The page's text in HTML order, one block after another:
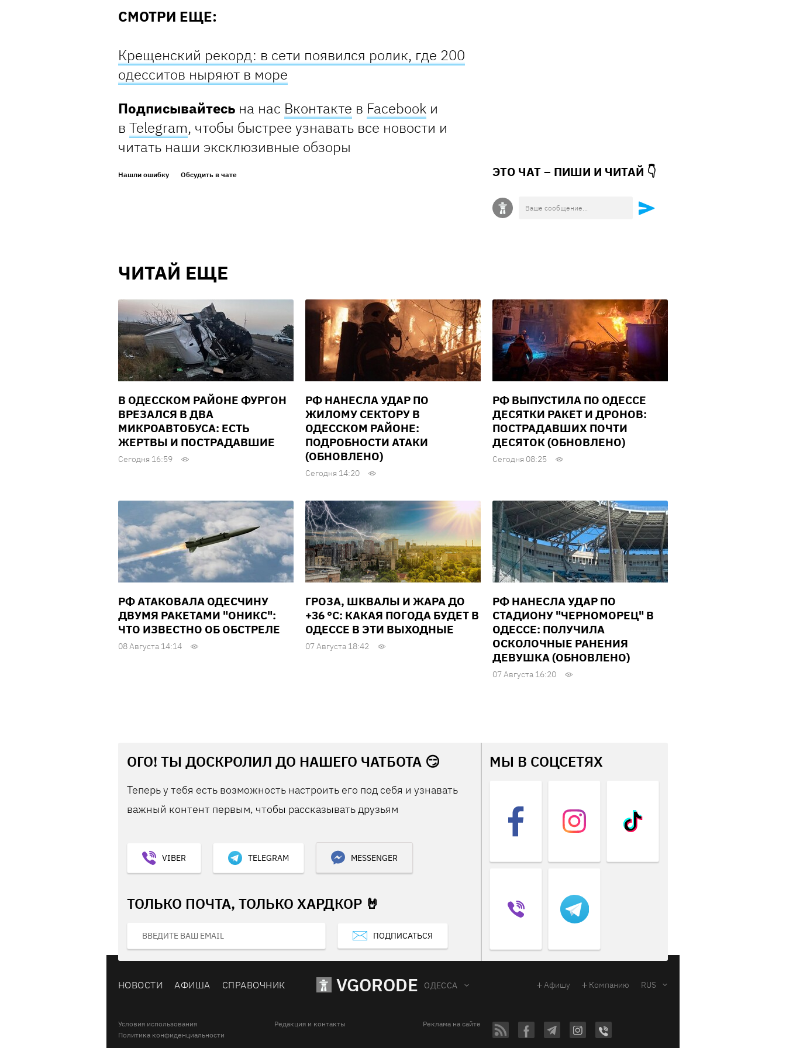
СМОТРИ ЕЩЕ:
Крещенский рекорд: в сети появился ролик, где 200
одесситов ныряют в море
Подписывайтесь на нас Вконтакте в Facebook и
в Telegram, чтобы быстрее узнавать все новости и
читать наши эксклюзивные обзоры
Нашли ошибку Обсудить в чате ЭТО ЧАТ – ПИШИ И ЧИТАЙ 👇
ЧИТАЙ ЕЩЕ
В ОДЕССКОМ РАЙОНЕ ФУРГОН
ВРЕЗАЛСЯ В ДВА
МИКРОАВТОБУСА: ЕСТЬ
ЖЕРТВЫ И ПОСТРАДАВШИЕ
Сегодня 16:59
РФ НАНЕСЛА УДАР ПО
ЖИЛОМУ СЕКТОРУ В
ОДЕССКОМ РАЙОНЕ:
ПОДРОБНОСТИ АТАКИ
(ОБНОВЛЕНО)
Сегодня 14:20
РФ ВЫПУСТИЛА ПО ОДЕССЕ
ДЕСЯТКИ РАКЕТ И ДРОНОВ:
ПОСТРАДАВШИХ ПОЧТИ
ДЕСЯТОК (ОБНОВЛЕНО)
Сегодня 08:25
РФ АТАКОВАЛА ОДЕСЧИНУ
ДВУМЯ РАКЕТАМИ "ОНИКС":
ЧТО ИЗВЕСТНО ОБ ОБСТРЕЛЕ
08 Августа 14:14
ГРОЗА, ШКВАЛЫ И ЖАРА ДО
+36 °С: КАКАЯ ПОГОДА БУДЕТ В
ОДЕССЕ В ЭТИ ВЫХОДНЫЕ
07 Августа 18:42
РФ НАНЕСЛА УДАР ПО
СТАДИОНУ "ЧЕРНОМОРЕЦ" В
ОДЕССЕ: ПОЛУЧИЛА
ОСКОЛОЧНЫЕ РАНЕНИЯ
ДЕВУШКА (ОБНОВЛЕНО)
07 Августа 16:20
ОГО! ТЫ ДОСКРОЛИЛ ДО НАШЕГО ЧАТБОТА 😏
Теперь у тебя есть возможность настроить его под себя и узнавать
важный контент первым, чтобы рассказывать друзьям
VIBER TELEGRAM MESSENGER
ТОЛЬКО ПОЧТА, ТОЛЬКО ХАРДКОР 🤘
ПОДПИСАТЬСЯ
МЫ В СОЦСЕТЯХ
НОВОСТИ АФИША СПРАВОЧНИК VGORODE ОДЕССА Афишу Компанию RUS
Условия использования Редакция и контакты
Реклама на сайте
Политика конфиденциальности